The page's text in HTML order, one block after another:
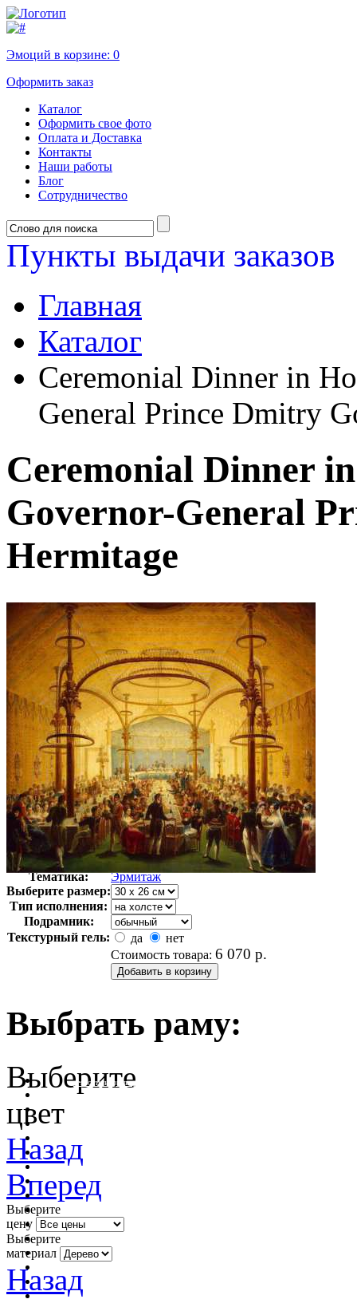
Эмоций в корзине: 0
Оформить заказ
Каталог
Оформить свое фото
Оплата и Доставка
Контакты
Наши работы
Блог
Сотрудничество
Пункты выдачи заказов
Главная
Каталог
Ceremonial Dinner in
General Prince Dmitry
Ceremonial Dinner
Governor-General
Hermitage
Автор:
Неизвестно
Арт-стиль
Русская живопись XIX века
Тематика:
Эрмитаж
Выберите размер:
Тип исполнения:
Подрамник:
Текстурный гель:
да
нет
Стоимость товара: 6 070 р.
Выбрать раму:
очистить фильтр цвета
Выберите
цвет
Назад
Вперед
Выберите
цену
Выберите
материал
Назад